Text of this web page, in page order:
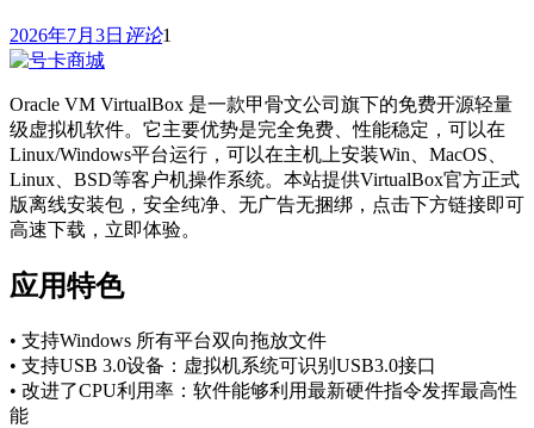
2026年7月3日 评论1
Oracle VM VirtualBox 是一款甲骨文公司旗下的免费开源轻量
级虚拟机软件。它主要优势是完全免费、性能稳定，可以在
Linux/Windows平台运行，可以在主机上安装Win、MacOS、
Linux、BSD等客户机操作系统。本站提供VirtualBox官方正式
版离线安装包，安全纯净、无广告无捆绑，点击下方链接即可
高速下载，立即体验。
应用特色
• 支持Windows 所有平台双向拖放文件
• 支持USB 3.0设备：虚拟机系统可识别USB3.0接口
• 改进了CPU利用率：软件能够利用最新硬件指令发挥最高性
能